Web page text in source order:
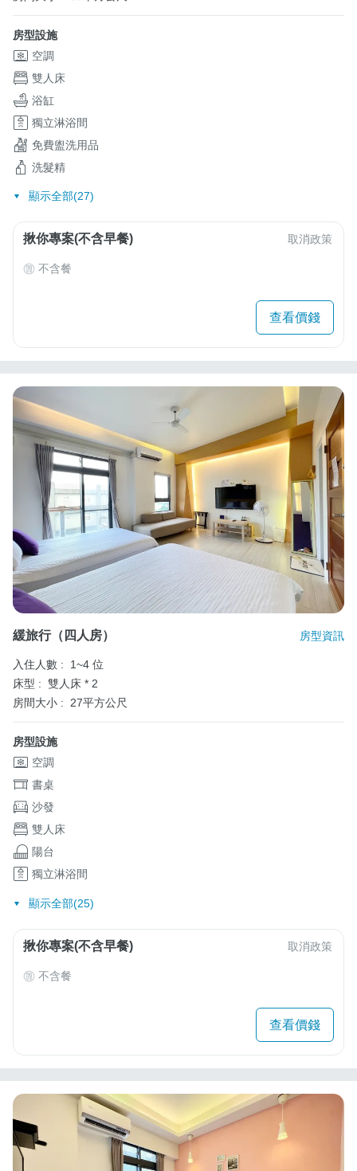
房型設施
空調
雙人床
浴缸
獨立淋浴間
免費盥洗用品
洗髮精
顯示全部(27)
揪你專案(不含早餐) 取消政策
不含餐
查看價錢
緩旅行（四人房） 房型資訊
入住人數 :
1~4 位
床型 : 雙人床 * 2
房間大小 : 27平方公尺
房型設施
空調
書桌
沙發
雙人床
陽台
獨立淋浴間
顯示全部(25)
揪你專案(不含早餐) 取消政策
不含餐
查看價錢